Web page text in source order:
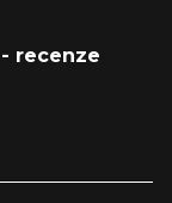
recenze